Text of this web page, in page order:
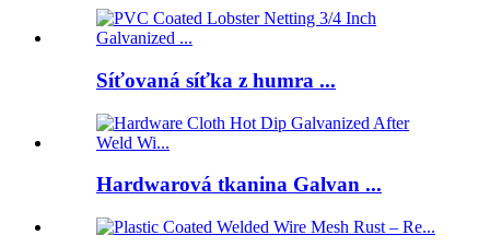
Síťovaná síťka z humra ...
Hardwarová tkanina Galvan ...